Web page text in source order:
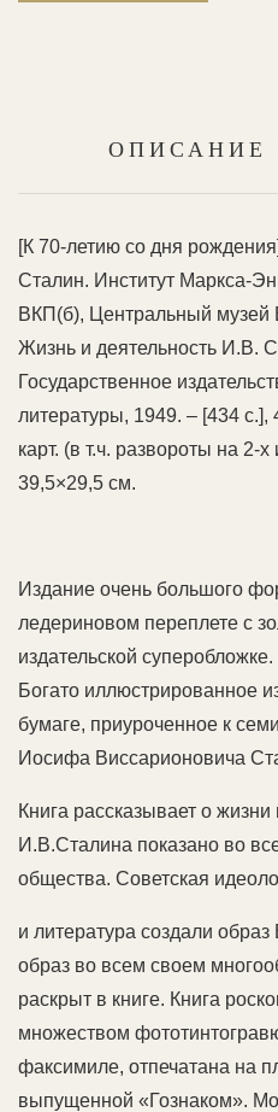
ОПИСАНИЕ
[К 70-летию со дня
Сталин. Институт Маркса-
ВКП(б), Центральный музей
Жизнь и деятельность И.В.
Государственное
литературы, 1949. – [434 с.],
карт. (в т.ч. развороты на 2-
39,5×29,5 см.
Издание очень большого
ледериновом переплете с
издательской
Богато иллюстрированное
бумаге, приуроченное к
Иосифа Виссарионовича
Книга рассказывает о
И.В.Сталина показано во
общества. Советская
и литература создали
образ во всем своем
раскрыт в книге. Книга
множеством
факсимиле, отпечатана на
выпущенной «Гознаком».